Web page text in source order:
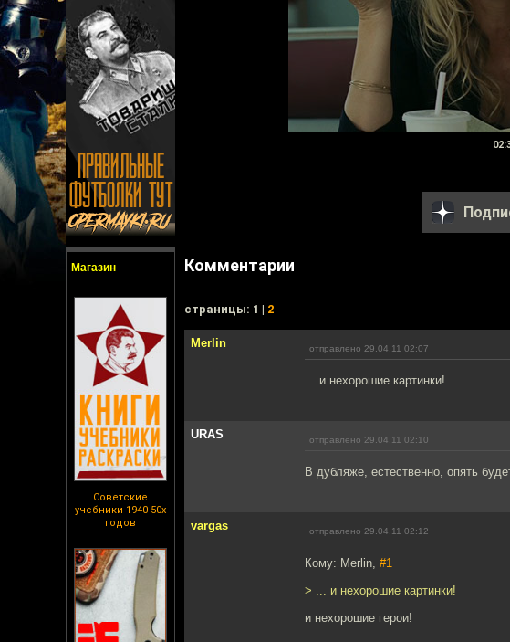
Магазин
Советские
учебники 1940-50х
годов
Комментарии
cтраницы: 1 | 2
Merlin отправлено 29.04.11 02:07
... и нехорошие картинки!
URAS отправлено 29.04.11 02:10
В дубляже, естественно, опять
vargas отправлено 29.04.11 02:12
Кому: Merlin, #1
> ... и нехорошие картинки!
и нехорошие герои!